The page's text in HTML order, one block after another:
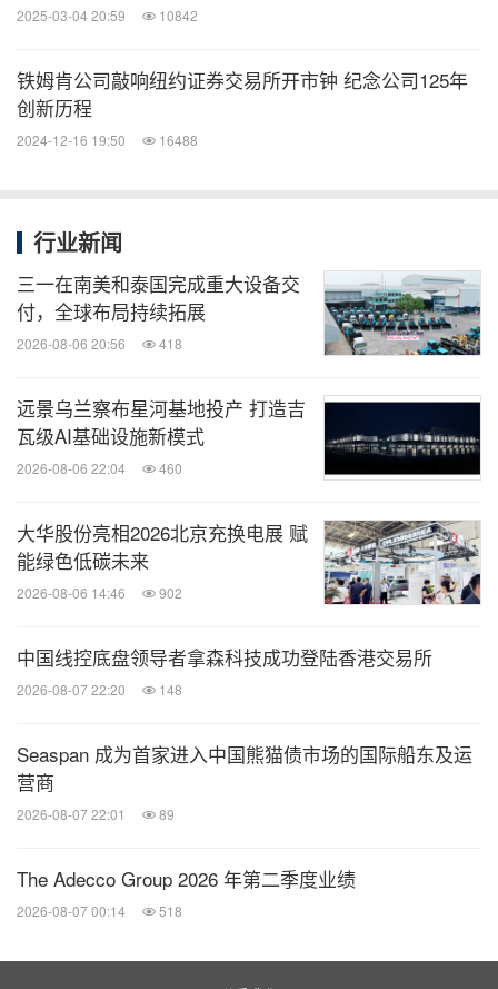
2025-03-04 20:59 10842
铁姆肯公司敲响纽约证券交易所开市钟 纪念公司125年
创新历程
2024-12-16 19:50 16488
行业新闻
三一在南美和泰国完成重大设备交
付，全球布局持续拓展
2026-08-06 20:56 418
远景乌兰察布星河基地投产 打造吉
瓦级AI基础设施新模式
2026-08-06 22:04 460
大华股份亮相2026北京充换电展 赋
能绿色低碳未来
2026-08-06 14:46 902
中国线控底盘领导者拿森科技成功登陆香港交易所
2026-08-07 22:20 148
Seaspan 成为首家进入中国熊猫债市场的国际船东及运
营商
2026-08-07 22:01 89
The Adecco Group 2026 年第二季度业绩
2026-08-07 00:14 518